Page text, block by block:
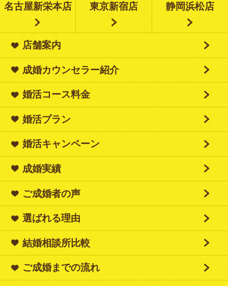
名古屋新栄本店 東京新宿店 静岡浜松店
店舗案内
成婚カウンセラー紹介
婚活コース料金
婚活プラン
婚活キャンペーン
成婚実績
ご成婚者の声
選ばれる理由
結婚相談所比較
ご成婚までの流れ